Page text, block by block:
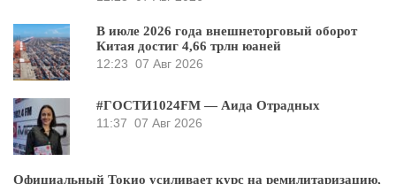
В июле 2026 года внешнеторговый оборот
Китая достиг 4,66 трлн юаней
12:23 07 Авг 2026
#ГОСТИ1024FM — Аида Отрадных
11:37 07 Авг 2026
Официальный Токио усиливает курс на ремилитаризацию,